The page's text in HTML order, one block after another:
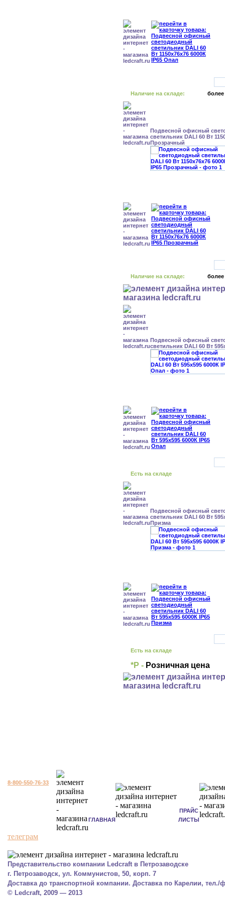
Наличие на складе: более
Подвесной офисный
светильник DALI 60 Вт
Прозрачный
Наличие на складе: более
Подвесной офисный
светильник DALI 60 Вт
Есть на складе
Подвесной офисный
светильник DALI 60 Вт
Призма
Есть на складе
*Р - Розничная цена
8-800-550-76-33
ГЛАВНАЯ
ПРАЙС
ЛИСТЫ
телеграм
Представительство компании Ledcraft в Петрозаводске
г. Петрозаводск, ул. Коммунистов, 50, корп. 7
Доставка до транспортной компании. Доставка по Карелии, тел./
© Ledcraft, 2009 — 2013